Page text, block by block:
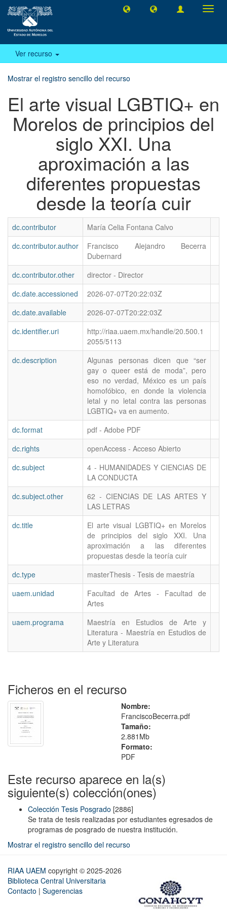
Ver recurso
Mostrar el registro sencillo del recurso
El arte visual LGBTIQ+ en
Morelos de principios del
siglo XXI. Una
aproximación a las
diferentes propuestas
desde la teoría cuir
dc.contributor
María Celia Fontana Calvo
dc.contributor.author
Francisco Alejandro Becerra
Dubernard
dc.contributor.other
director - Director
dc.date.accessioned
2026-07-07T20:22:03Z
dc.date.available
2026-07-07T20:22:03Z
dc.identifier.uri
http://riaa.uaem.mx/handle/20.500.1
2055/5113
dc.description
Algunas personas dicen que “ser
gay o queer está de moda”, pero
eso no verdad, México es un país
homofóbico, en donde la violencia
letal y no letal contra las personas
LGBTIQ+ va en aumento.
dc.format
pdf - Adobe PDF
dc.rights
openAccess - Acceso Abierto
dc.subject
4 - HUMANIDADES Y CIENCIAS DE
LA CONDUCTA
dc.subject.other
62 - CIENCIAS DE LAS ARTES Y
LAS LETRAS
dc.title
El arte visual LGBTIQ+ en Morelos
de principios del siglo XXI. Una
aproximación a las diferentes
propuestas desde la teoría cuir
dc.type
masterThesis - Tesis de maestría
uaem.unidad
Facultad de Artes - Facultad de
Artes
uaem.programa
Maestría en Estudios de Arte y
Literatura - Maestría en Estudios de
Arte y Literatura
Ficheros en el recurso
Nombre:
FranciscoBecerra.pdf
Tamaño:
2.881Mb
Formato:
PDF
Este recurso aparece en la(s)
siguiente(s) colección(ones)
Colección Tesis Posgrado [2886]
Se trata de tesis realizadas por estudiantes egresados de
programas de posgrado de nuestra institución.
Mostrar el registro sencillo del recurso
RIAA UAEM copyright © 2025-2026
Biblioteca Central Universitaria
Contacto | Sugerencias